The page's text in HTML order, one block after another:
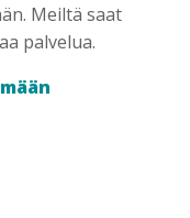
Meiltä saat
palvelua.